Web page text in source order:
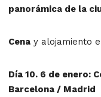
panorámica de la
Cena y alojamiento
Día 10. 6 de enero:
Barcelona / Madrid